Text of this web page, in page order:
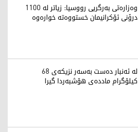
وەزارەتی بەرگریی رووسیا: زیاتر لە 1100
درۆنی ئۆکرانیمان خستووەتە خوارەوە
لە ئەنبار دەست بەسەر نزیکەی 68
کیلۆگرام ماددەی هۆشبەردا گیرا